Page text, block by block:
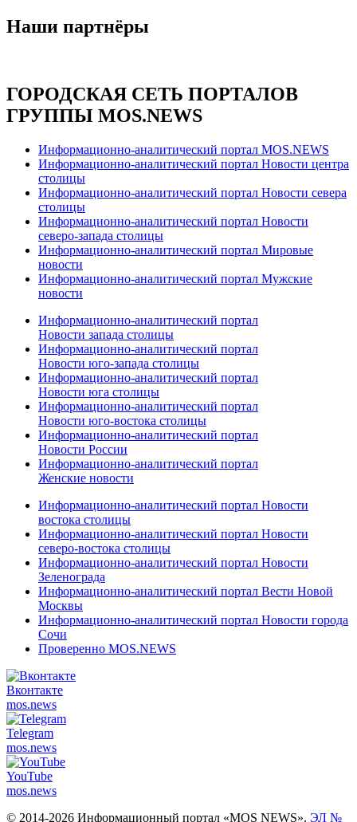
Наши партнёры
ГОРОДСКАЯ СЕТЬ ПОРТАЛОВ
ГРУППЫ MOS.NEWS
Информационно-аналитический портал MOS.NEWS
Информационно-аналитический портал Новости центра
столицы
Информационно-аналитический портал Новости севера
столицы
Информационно-аналитический портал Новости
северо-запада столицы
Информационно-аналитический портал Мировые
новости
Информационно-аналитический портал Мужские
новости
Информационно-аналитический портал
Новости запада столицы
Информационно-аналитический портал
Новости юго-запада столицы
Информационно-аналитический портал
Новости юга столицы
Информационно-аналитический портал
Новости юго-востока столицы
Информационно-аналитический портал
Новости России
Информационно-аналитический портал
Женские новости
Информационно-аналитический портал Новости
востока столицы
Информационно-аналитический портал Новости
северо-востока столицы
Информационно-аналитический портал Новости
Зеленограда
Информационно-аналитический портал Вести Новой
Москвы
Информационно-аналитический портал Новости города
Сочи
Проверенно MOS.NEWS
Вконтакте
mos.news
Telegram
mos.news
YouTube
mos.news
© 2014-2026 Информационный портал «MOS NEWS». ЭЛ №